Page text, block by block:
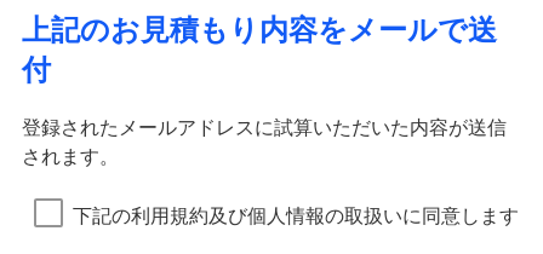
上記のお見積もり内容をメールで送
付
登録されたメールアドレスに試算いただいた内容が送信
されます。
下記の利用規約及び個人情報の取扱いに同意します